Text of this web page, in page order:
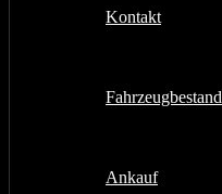
Kontakt
Fahrzeugbestand
Ankauf